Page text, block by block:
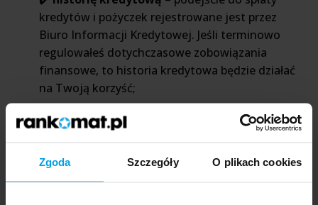
Zgoda Szczegóły O plikach cookies
kredytów i pożyczek rejestrowane jest przez
Biuro Informacji Kredytowej. Jeśli terminowo
regulowałeś dotychczasowe zobowiązania
finansowe, to historia kredytowa będzie działać
na Twoją korzyść;
✔️wiek kredytobiorcy
– każdy bank ustala
maksymalny wiek kredytobiorcy, w którym ma
mieści się on w przedziale od 70 do 80 lat.